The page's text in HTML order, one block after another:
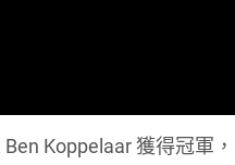
Koppelaar 獲得冠軍